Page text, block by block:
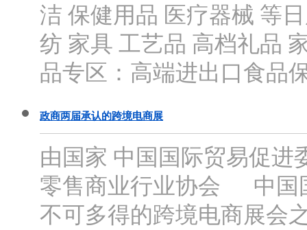
洁 保健用品 医疗器械 等
纺 家具 工艺品 高档礼品
品专区：高端进出口食品
政商两届承认的跨境电商展
由国家 中国国际贸易促
零售商业行业协会 中国
不可多得的跨境电商展会